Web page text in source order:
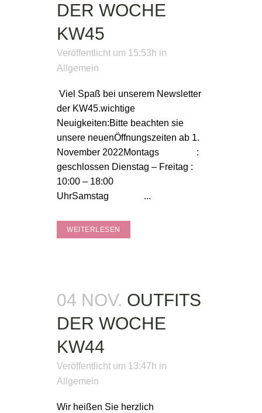
DER WOCHE
KW45
Veröffentlicht um 15:53h in
Allgemein
Viel Spaß bei unserem Newsletter
der KW45.wichtige
Neuigkeiten:Bitte beachten sie
unsere neuenÖffnungszeiten ab 1.
November 2022Montags :
geschlossen Dienstag – Freitag :
10:00 – 18:00
UhrSamstag ...
WEITERLESEN
04 NOV. OUTFITS
DER WOCHE
KW44
Veröffentlicht um 13:47h in
Allgemein
Wir heißen Sie herzlich